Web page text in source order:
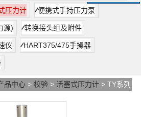
压力计 便携式手持压力泵
源) 转换接头组及附件
仪 HART375/475手操器
品中心 > 校验 > 活塞式压力计 > TY系列